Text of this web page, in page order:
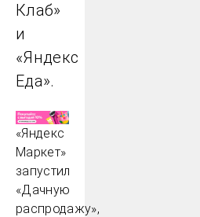
Клаб»
и
«Яндекс
Еда».
«Яндекс
Маркет»
запустил
«Дачную
распродажу»,